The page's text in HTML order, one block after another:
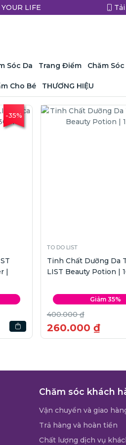
LIFE
Sóc Da Trang Điểm Chăm
Cho Bé THƯƠNG HIỆU
-35%
|
TO DO LIST
Tinh Chất Dưỡng Da
LIST Beauty Potion |
Giảm 35%
400.000 ₫
260.000 ₫
Chăm sóc khách
Vận chuyển và giao
Trả hàng và hoàn tiền
Chất lượng dịch vụ